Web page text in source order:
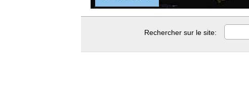
Rechercher sur le site: